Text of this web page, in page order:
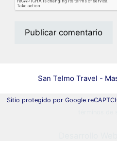
San Telmo Travel -
Sitio protegido por Google
Desarrollo